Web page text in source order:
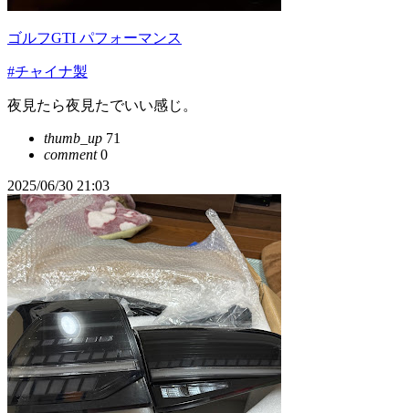
ゴルフGTI パフォーマンス
#チャイナ製
夜見たら夜見たでいい感じ。
thumb_up 71
comment0
2025/06/30 21:03